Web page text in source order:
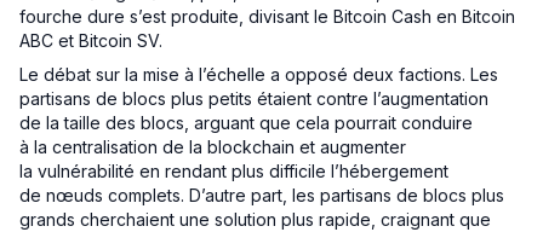
fourche dure s’est produite, divisant le Bitcoin Cash en Bitcoin
ABC et Bitcoin SV.
Le débat sur la mise à l’échelle a opposé deux factions. Les
partisans de blocs plus petits étaient contre l’augmentation
de la taille des blocs, arguant que cela pourrait conduire
à la centralisation de la blockchain et augmenter
la vulnérabilité en rendant plus difficile l’hébergement
de nœuds complets. D’autre part, les partisans de blocs plus
grands cherchaient une solution plus rapide, craignant que